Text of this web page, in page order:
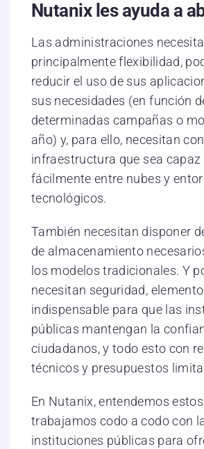
Nutanix les ayuda a
Las administraciones
principalmente flexibilidad,
reducir el uso de sus
sus necesidades (en función
determinadas campañas o
año) y, para ello, necesitan
infraestructura que sea capaz
fácilmente entre nubes y
tecnológicos.
También necesitan disponer
de almacenamiento
los modelos tradicionales. Y
necesitan seguridad, elemento
indispensable para que las
públicas mantengan la
ciudadanos, y todo esto con
técnicos y presupuestos
En Nutanix, entendemos
trabajamos codo a codo con
instituciones públicas para